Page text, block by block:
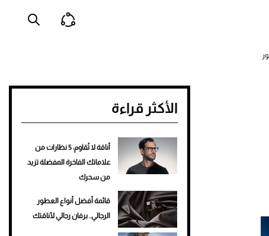
الأكثر قراءة
أناقة لا تُقاوم: 5 نظارات من
علاماتك الفاخرة المفضلة تزيد
من سحرك
قائمة أفضل أنواع العطور
الرجالي.. برفان رجالي لأناقتك